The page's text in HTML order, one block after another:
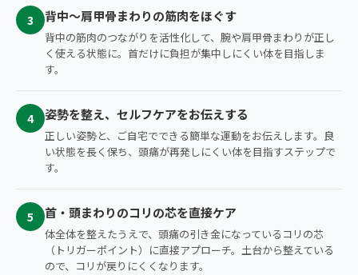
3 背中〜肩甲骨まわりの筋肉をほぐす
背中の筋肉のつながりを活性化して、腕や肩甲骨まわりが正し
く使える状態に。首だけに負担が集中しにくい体を目指しま
す。
4 姿勢を整え、セルフケアをお伝えする
正しい姿勢と、ご自宅でできる簡単な運動をお伝えします。良
い状態を長く保ち、頭痛が再発しにくい体を目指すステップで
す。
5 首・頭まわりのコリの芯を直接ケア
体全体を整えたうえで、頭痛の引き金になっているコリの芯
（トリガーポイント）に直接アプローチ。土台から整えている
ので、コリが戻りにくくなります。